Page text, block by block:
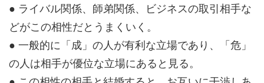
● ライバル関係、師弟関係、ビジネスの取引相手な
どがこの相性だとうまくいく。
● 一般的に「成」の人が有利な立場であり、「危」
の人は相手が優位な立場にあると見る。